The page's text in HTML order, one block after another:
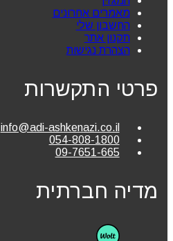
מאמרים אחרונים
החשבון שלי
תקנון אתר
הצהרת נגישות
פרטי התקשרות
info@adi-ashkenazi.co.il
054-808-1800
09-7651-665
מדיה חברתית